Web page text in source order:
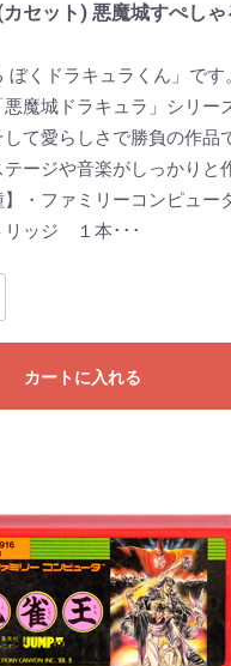
セット) 悪魔城すぺしゃ
ぼくドラキュラくん」で
魔城ドラキュラ」シリー
て愛らしさで勝負の作品
テージや音楽がしっかりと
・ファミリーコンピュー
リッジ １本･･･
カートに入れる